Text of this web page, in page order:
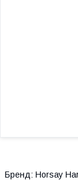
Бренд: Horsay